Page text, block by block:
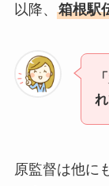
以降、 箱根駅
原監督は他に